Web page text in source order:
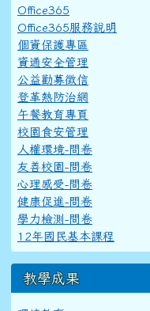
Office365
Office365服務說明
個資保護專區
資通安全管理
公益勸募徵信
登革熱防治網
午餐教育專頁
校園食安管理
人權環境-問卷
友善校園-問卷
心理感受-問卷
健康促進-問卷
學力檢測-問卷
12年國民基本課程
教學成果